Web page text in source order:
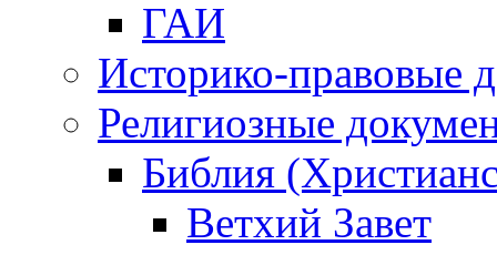
ГАИ
Историко-правовые
Религиозные
Библия
Ветхий Завет